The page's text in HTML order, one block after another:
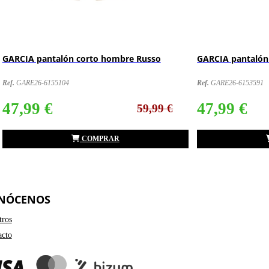
GARCIA pantalón corto hombre Russo
Ref. GARE26-6153591
59,99 €
47,99 €
COMPRAR
GARCIA
Ref. GARE26-6155020
47,99 €